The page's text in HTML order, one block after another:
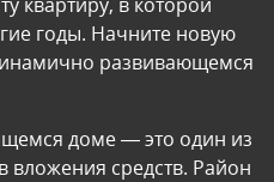
годы. Начните новую
развивающемся
доме — это один из
средств. Район